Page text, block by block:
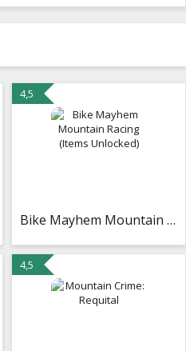
4,5
Bike Mayhem Mountain Racing (Items Unlocked)
4,5